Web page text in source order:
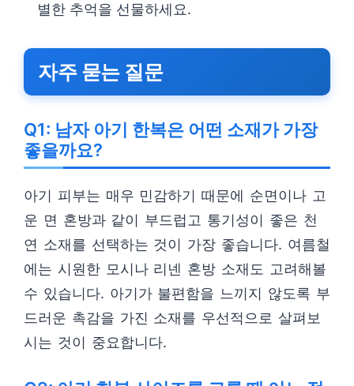
별한 추억을 선물하세요.
자주 묻는 질문
Q1: 남자 아기 한복은 어떤 소재가 가장
좋을까요?
아기 피부는 매우 민감하기 때문에 순면이나 고
운 면 혼방과 같이 부드럽고 통기성이 좋은 천
연 소재를 선택하는 것이 가장 좋습니다. 여름철
에는 시원한 모시나 리넨 혼방 소재도 고려해볼
수 있습니다. 아기가 불편함을 느끼지 않도록 부
드러운 촉감을 가진 소재를 우선적으로 살펴보
시는 것이 중요합니다.